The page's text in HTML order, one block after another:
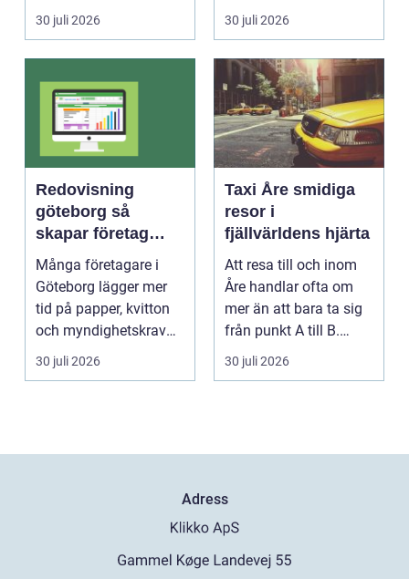
längdskidåkn...
30 juli 2026
mode...
30 juli 2026
Redovisning
göteborg så
skapar företag
bättre kontroll och
mer tid
Många företagare i
Göteborg lägger mer
tid på papper, kvitton
och myndighetskrav
än på kunder och ut...
30 juli 2026
Taxi Åre smidiga
resor i
fjällvärldens hjärta
Att resa till och inom
Åre handlar ofta om
mer än att bara ta sig
från punkt A till B.
Vädret skifta...
30 juli 2026
Adress